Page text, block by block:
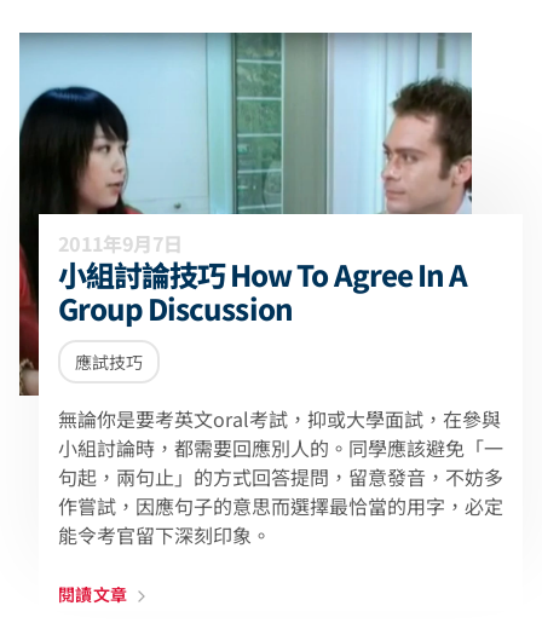
2011年9月7日
小組討論技巧 How To Agree In A
Group Discussion
應試技巧
無論你是要考英文oral考試，抑或大學面試，在參與
小組討論時，都需要回應別人的。同學應該避免「一
句起，兩句止」的方式回答提問，留意發音，不妨多
作嘗試，因應句子的意思而選擇最恰當的用字，必定
能令考官留下深刻印象。
閱讀文章